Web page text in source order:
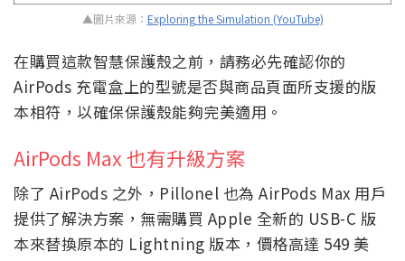
▲圖片來源： Exploring the Simulation (YouTube)
在購買這款智慧保護殼之前，請務必先確認你的
AirPods 充電盒上的型號是否與商品頁面所支援的版
本相符，以確保保護殼能夠完美適用。
AirPods Max 也有升級方案
除了 AirPods 之外，Pillonel 也為 AirPods Max 用戶
提供了解決方案，無需購買 Apple 全新的 USB-C 版
本來替換原本的 Lightning 版本，價格高達 549 美